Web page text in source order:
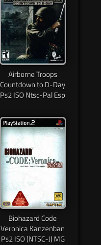
Airborne Troops
Countdown to D-Day
Ps2 ISO Ntsc-Pal Esp
Biohazard Code
Veronica Kanzenban
Ps2 ISO (NTSC-J) MG